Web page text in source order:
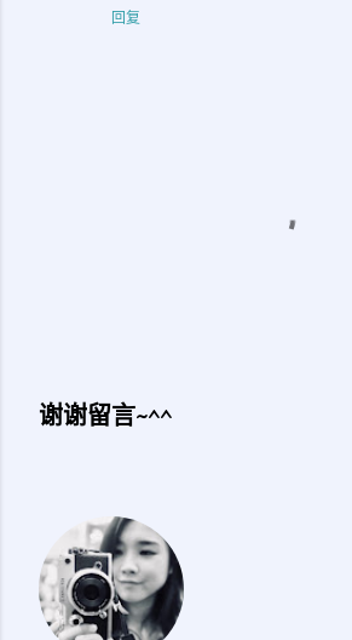
回复
论
谢谢留言~^^